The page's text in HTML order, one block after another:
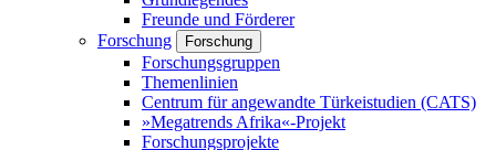
Freunde und Förderer
Forschung
Forschung
Forschungsgruppen
Themenlinien
Centrum für angewandte Türkeistudien (CATS)
»Megatrends Afrika«-Projekt
Forschungsprojekte